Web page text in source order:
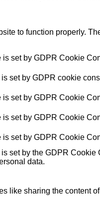
to function properly.
is set by GDPR Cookie
set by GDPR cookie
is set by GDPR Cookie
is set by GDPR Cookie
is set by GDPR Cookie
set by the GDPR Cookie
data.
like sharing the content